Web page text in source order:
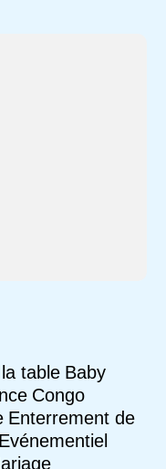
table Baby
Congo
Enterrement de
Evénementiel